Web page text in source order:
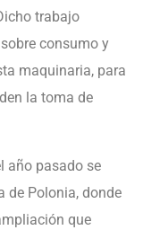
trabajo
consumo y
maquinaria, para
la toma de
año pasado se
de Polonia, donde
que